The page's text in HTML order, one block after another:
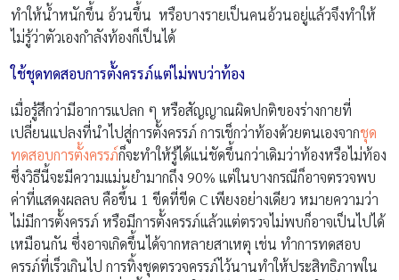
ทำให้น้ำหนักขึ้น อ้วนขึ้น หรือบางรายเป็นคนอ้วนอยู่แล้วจึงทำให้
ไม่รู้ว่าตัวเองกำลังท้องก็เป็นได้
ใช้ชุดทดสอบการตั้งครรภ์แต่ไม่พบว่าท้อง
เมื่อรู้สึกว่ามีอาการแปลก ๆ หรือสัญญาณผิดปกติของร่างกายที่
เปลี่ยนแปลงที่นำไปสู่การตั้งครรภ์ การเช็กว่าท้องด้วยตนเองจากชุด
ทดสอบการตั้งครรภ์ก็จะทำให้รู้ได้แน่ชัดขึ้นกว่าเดิมว่าท้องหรือไม่ท้อง
ซึ่งวิธีนี้จะมีความแม่นยำมากถึง 90% แต่ในบางกรณีก็อาจตรวจพบ
ค่าที่แสดงผลลบ คือขึ้น 1 ขีดที่ขีด C เพียงอย่างเดียว หมายความว่า
ไม่มีการตั้งครรภ์ หรือมีการตั้งครรภ์แล้วแต่ตรวจไม่พบก็อาจเป็นไปได้
เหมือนกัน ซึ่งอาจเกิดขึ้นได้จากหลายสาเหตุ เช่น ทำการทดสอบ
ครรภ์ที่เร็วเกินไป การทิ้งชุดตรวจครรภ์ไว้นานทำให้ประสิทธิภาพใน